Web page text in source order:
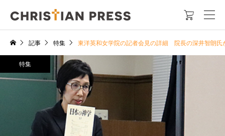

記事 特集 東洋英和女学院の記者会見の詳細 院長の深井智朗氏
特集